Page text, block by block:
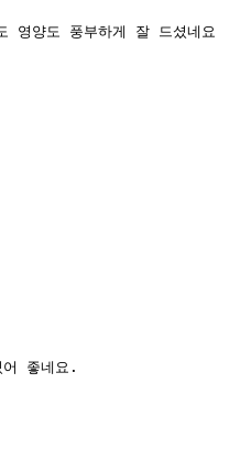
영양도 풍부하게 잘 드셨네요
좋네요.